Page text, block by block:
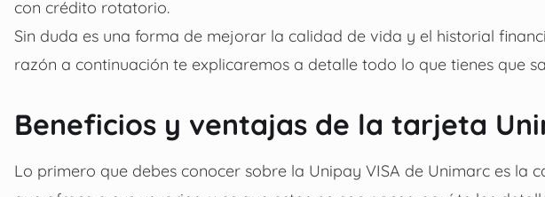
con crédito rotatorio.
Sin duda es una forma de mejorar la calidad de vida y el historial
razón a continuación te explicaremos a detalle todo lo que tienes que
Beneficios y ventajas de la tarjeta
Lo primero que debes conocer sobre la Unipay VISA de Unimarc es la